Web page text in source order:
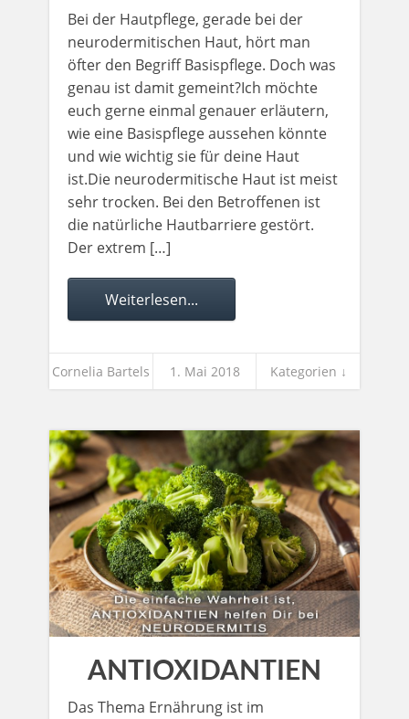
Bei der Hautpflege, gerade bei der
neurodermitischen Haut, hört man
öfter den Begriff Basispflege. Doch was
genau ist damit gemeint?Ich möchte
euch gerne einmal genauer erläutern,
wie eine Basispflege aussehen könnte
und wie wichtig sie für deine Haut
ist.Die neurodermitische Haut ist meist
sehr trocken. Bei den Betroffenen ist
die natürliche Hautbarriere gestört.
Der extrem […]
Weiterlesen...
Cornelia Bartels 1. Mai 2018 Kategorien ↓
ANTIOXIDANTIEN
Das Thema Ernährung ist im